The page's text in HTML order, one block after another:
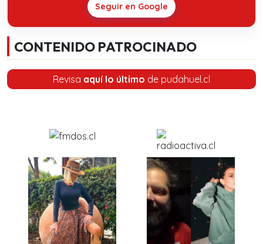
Seguir en Google
CONTENIDO PATROCINADO
Revisa aquí lo último de pudahuel.cl